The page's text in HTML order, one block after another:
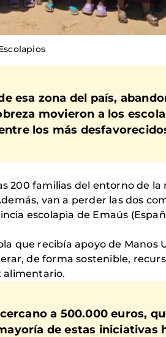
esa zona del país,
movieron a los
los más
200 familias del entorno de
van a perder las dos
escolapia de Emaús
que recibía apoyo de Manos
de forma sostenible,
alimentario.
a 500.000 euros,
de estas iniciativas